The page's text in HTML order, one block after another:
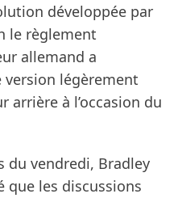
développée par
le règlement
allemand a
légèrement
arrière à l’occasion du
du vendredi, Bradley
que les discussions